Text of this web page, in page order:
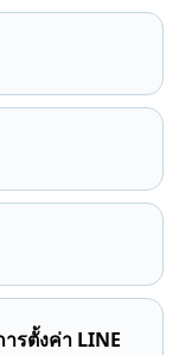
รตั้งค่า LINE